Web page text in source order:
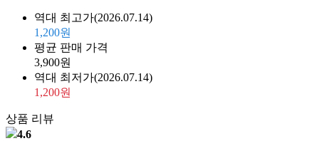
역대 최고가(2026.07.14)
1,200원
평균 판매 가격
3,900원
역대 최저가(2026.07.14)
1,200원
상품 리뷰
4.6